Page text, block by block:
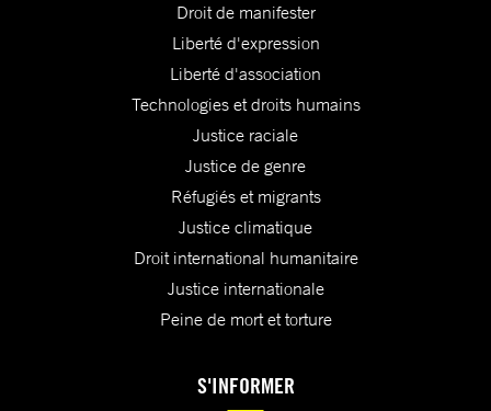
Droit de manifester
Liberté d'expression
Liberté d'association
Technologies et droits humains
Justice raciale
Justice de genre
Réfugiés et migrants
Justice climatique
Droit international humanitaire
Justice internationale
Peine de mort et torture
S'INFORMER